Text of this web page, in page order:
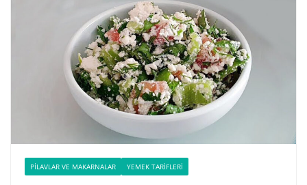
PILAVLAR VE MAKARNALAR YEMEK TARIFLERI